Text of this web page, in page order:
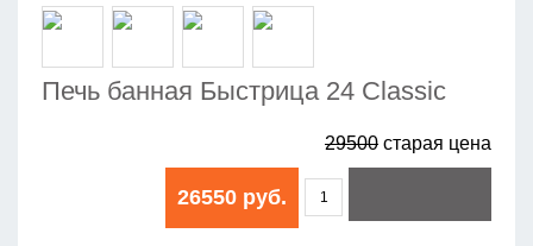
Печь банная Быстрица 24 Сlassic
29500 старая цена
26550 руб.